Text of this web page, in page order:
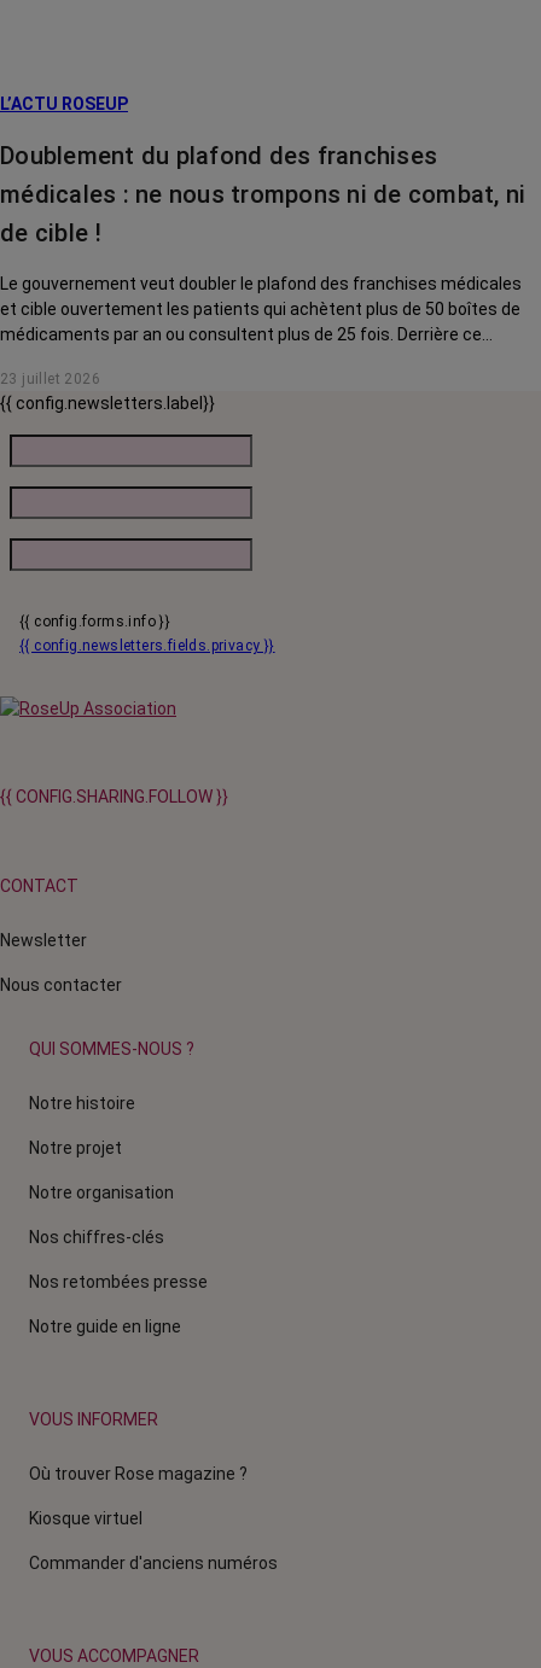
L’ACTU ROSEUP
Doublement du plafond des franchises
médicales : ne nous trompons ni de combat, ni
de cible !
Le gouvernement veut doubler le plafond des franchises médicales
et cible ouvertement les patients qui achètent plus de 50 boîtes de
médicaments par an ou consultent plus de 25 fois. Derrière ce
chroniques, et en premier lieu les personnes touchées par un cancer,
qui vont payer le prix fort. RoseUp alerte : cette mesure ne
responsabilise personne, elle punit des patients qui n'ont pas le choix.
23 juillet 2026
{{ config.newsletters.label}}
{{ config.forms.info }}
{{ config.newsletters.fields.privacy }}
{{ CONFIG.SHARING.FOLLOW }}
CONTACT
Newsletter
Nous contacter
QUI SOMMES-NOUS ?
Notre histoire
Notre projet
Notre organisation
Nos chiffres-clés
Nos retombées presse
Notre guide en ligne
VOUS INFORMER
Où trouver Rose magazine ?
Kiosque virtuel
Commander d'anciens numéros
VOUS ACCOMPAGNER